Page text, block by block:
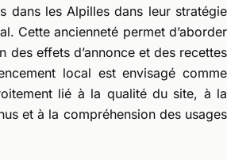
dans les Alpilles dans leur stratégie
Cette ancienneté permet d’aborder
des effets d’annonce et des recettes
local est envisagé comme
lié à la qualité du site, à la
et à la compréhension des usages